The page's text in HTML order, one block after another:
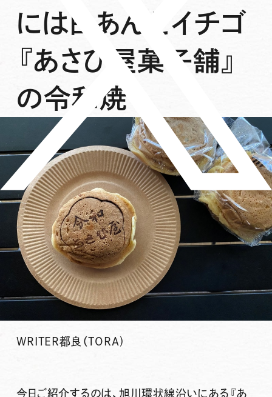
には白あんとイチゴ
『あさひ屋菓子舗』
の令和焼
WRITER都良（TORA)
今日ご紹介するのは、旭川環状線沿いにある 『あ